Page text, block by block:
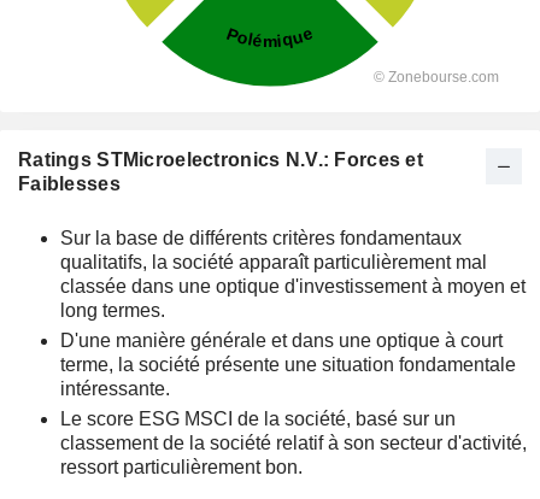
Ratings STMicroelectronics N.V.: Forces et
Faiblesses
Sur la base de différents critères fondamentaux
qualitatifs, la société apparaît particulièrement mal
classée dans une optique d'investissement à moyen et
long termes.
D'une manière générale et dans une optique à court
terme, la société présente une situation fondamentale
intéressante.
Le score ESG MSCI de la société, basé sur un
classement de la société relatif à son secteur d'activité,
ressort particulièrement bon.